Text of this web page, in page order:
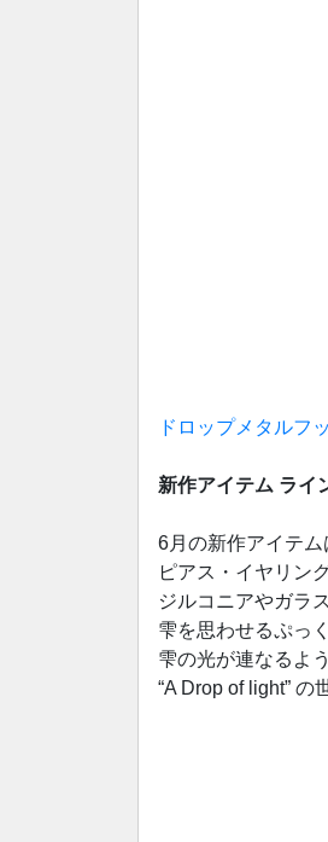
ドロップメタルフ
新作アイテム ライ
6月の新作アイテム
ピアス・イヤリン
ジルコニアやガラ
雫を思わせるぷっ
雫の光が連なるよ
“A Drop of light” の